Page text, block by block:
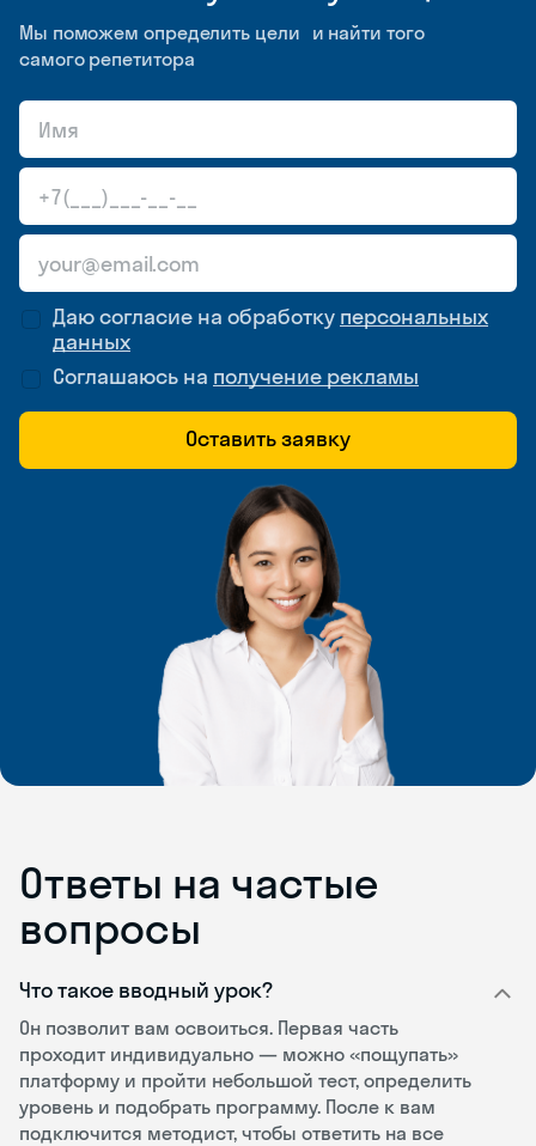
Мы поможем определить цели и найти того
самого репетитора
Даю согласие на обработку персональных
данных
Соглашаюсь на получение рекламы
Оставить заявку
Ответы на частые
вопросы
Что такое вводный урок?
Он позволит вам освоиться. Первая часть
проходит индивидуально — можно «пощупать»
платформу и пройти небольшой тест, определить
уровень и подобрать программу. После к вам
подключится методист, чтобы ответить на все